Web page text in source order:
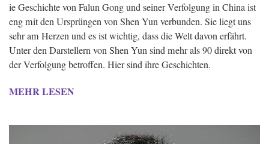
ie Geschichte von Falun Gong und seiner Verfolgung in China ist
eng mit den Ursprüngen von Shen Yun verbunden. Sie liegt uns
sehr am Herzen und es ist wichtig, dass die Welt davon erfährt.
Unter den Darstellern von Shen Yun sind mehr als 90 direkt von
der Verfolgung betroffen. Hier sind ihre Geschichten.
MEHR LESEN